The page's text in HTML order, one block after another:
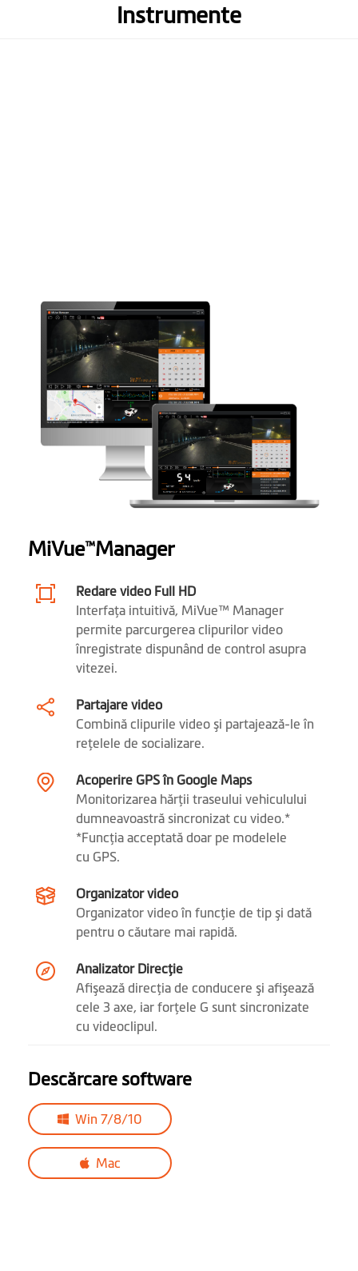
Înălţime (mm) 51.6
Lăţime (mm) 84.13
Adâncime (mm) 31.38
Greutate (gr) 79.4
Microfon
Mio SmartBox kit
pentru Mod
Parcare
(opțional)
Software
Oprire și Pornire
Alertă pornire fază
Alertă oboseală
Condus ECO
Înregistrare WDR
Înregistrare
Ajustare valoare de
expunere EV
(7 nivele)
Mod foto
înregistrarii video)
Instrumente
MiVue™Manager
Redare video Full HD
Interfaţa intuitivă, MiVue™ Manager
permite parcurgerea clipurilor video
înregistrate dispunând de control asupra
vitezei.
Partajare video
Combină clipurile video şi partajează-le în
reţelele de socializare.
Acoperire GPS în Google Maps
Monitorizarea hărţii traseului vehiculului
dumneavoastră sincronizat cu video.*
*Funcţia acceptată doar pe modelele
cu GPS.
Organizator video
Organizator video în funcţie de tip şi dată
pentru o căutare mai rapidă.
Analizator Direcţie
Afişează direcţia de conducere şi afişează
cele 3 axe, iar forţele G sunt sincronizate
cu videoclipul.
Descărcare software
Win 7/8/10
Mac